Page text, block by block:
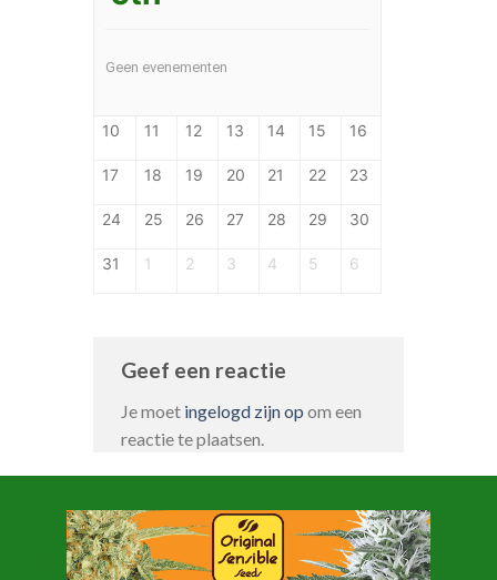
Geen evenementen
10 11 12 13 14 15 16
17 18 19 20 21 22 23
24 25 26 27 28 29 30
31 1 2 3 4 5 6
Geef een reactie
Je moet ingelogd zijn op om een
reactie te plaatsen.